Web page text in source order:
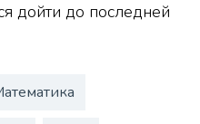
дойти до последней